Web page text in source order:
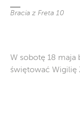
Bracia z Freta 10
W sobotę 18 maja
świętować Wigilię